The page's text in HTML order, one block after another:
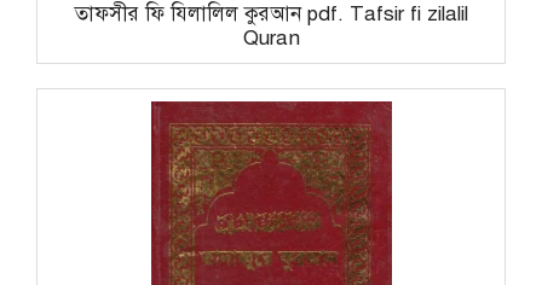
তাফসীর ফি যিলালিল কুরআন pdf. Tafsir fi zilalil
Quran